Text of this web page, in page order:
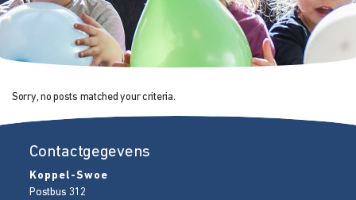
Sorry, no posts matched your criteria.
Contactgegevens
Koppel-Swoe
Postbus 312